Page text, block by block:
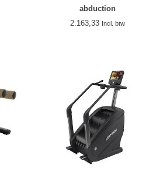
abduction
2.163,33 Incl. btw